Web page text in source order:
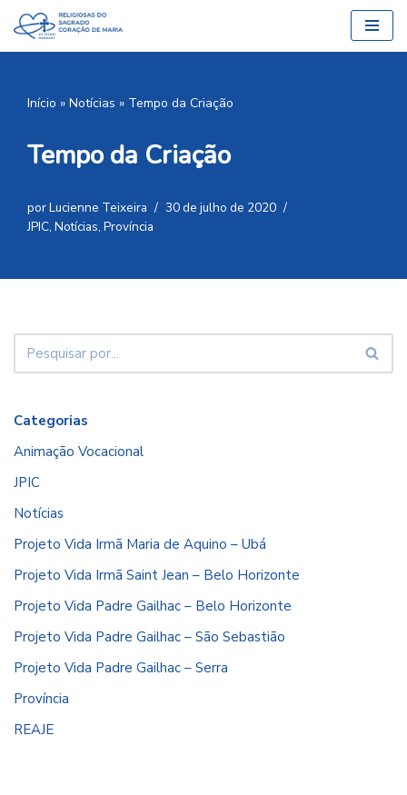
Pular
Início » Notícias » Tempo da Criação
Tempo da Criação
porLucienne Teixeira
30 de julho de 2020
JPIC, Notícias, Província
Categorias
Animação Vocacional
JPIC
Notícias
Projeto Vida Irmã Maria de Aquino – Ubá
Projeto Vida Irmã Saint Jean – Belo Horizonte
Projeto Vida Padre Gailhac – Belo Horizonte
Projeto Vida Padre Gailhac – São Sebastião
Projeto Vida Padre Gailhac – Serra
Província
REAJE